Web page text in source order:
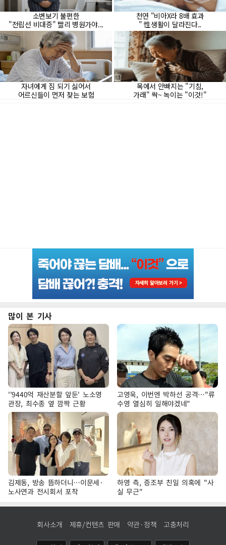
많이 본 기사
''9440억 재산분할 앞둔' 노소영
관장, 최수종 옆 깜짝 근황
고영욱, 이번엔 박하선 공격…"류
수영 열심히 일해야겠네"
김제동, 방송 뜸하더니…이문세·
노사연과 전시회서 포착
하영 측, 증조부 친일 의혹에 "사
실 무근"
회사소개 제휴/컨텐츠 판매 약관·정책 고충처리